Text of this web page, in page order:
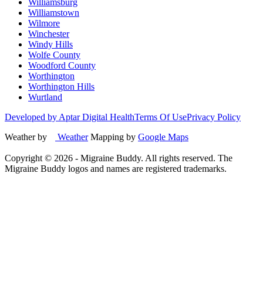
Williamstown
Wilmore
Winchester
Windy Hills
Wolfe County
Woodford County
Worthington
Worthington Hills
Wurtland
Developed by Aptar Digital HealthTerms Of UsePrivacy Policy
Weather by
WeatherMapping by Google Maps
Copyright © 2026 - Migraine Buddy. All rights reserved. The
Migraine Buddy logos and names are registered trademarks.